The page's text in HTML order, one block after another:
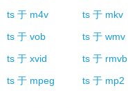
ts 于 m4v ts 于 mkv
ts 于 vob ts 于 wmv
ts 于 xvid ts 于 rmvb
ts 于 mpeg ts 于 mp2